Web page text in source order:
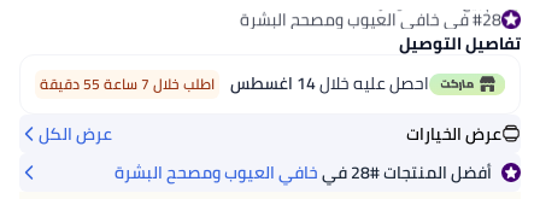
#28 في خافي العيوب ومصحح البشرة
تم بيع +100 مؤخرًا
#28 في خافي العيوب ومصحح البشرة التوصيل
احصل عليه خلال14 اغسطس اطلب خلال 7 ساعة 55 دقيقة
عرض الخيارات
عرض الكل
أفضل المنتجات#28 في خافي العيوب ومصحح البشرة